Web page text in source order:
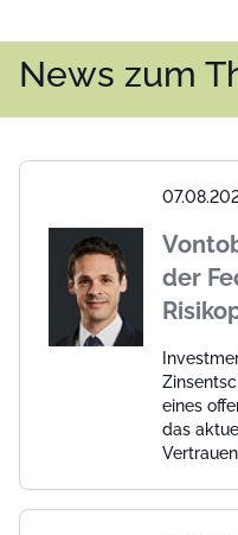
News zum
der
eines
das